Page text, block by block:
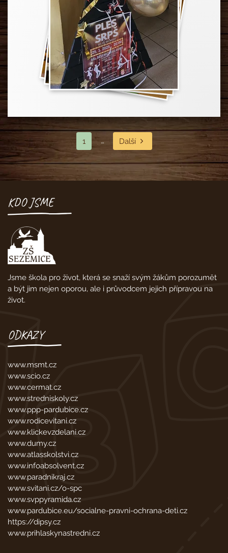
1 … Další
KDO JSME
Jsme škola pro život, která se snaží svým žákům porozumět
a být jim nejen oporou, ale i průvodcem jejich přípravou na
život.
ODKAZY
www.msmt.cz
www.scio.cz
www.cermat.cz
www.stredniskoly.cz
www.ppp-pardubice.cz
www.rodicevitani.cz
www.klickevzdelani.cz
www.dumy.cz
www.atlasskolstvi.cz
www.infoabsolvent.cz
www.paradnikraj.cz
www.svitani.cz/o-spc
www.svppyramida.cz
www.pardubice.eu/socialne-pravni-ochrana-deti.cz
https://dipsy.cz
www.prihlaskynastredni.cz